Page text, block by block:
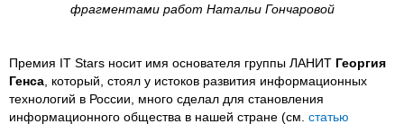
фрагментами работ Натальи Гончаровой
Премия IT Stars носит имя основателя группы ЛАНИТ Георгия
Генса , который, стоял у истоков развития информационных
технологий в России, много сделал для становления
информационного общества в нашей стране (см. статью